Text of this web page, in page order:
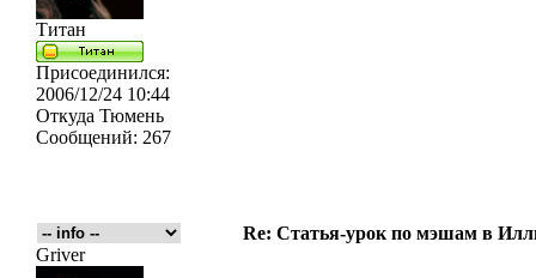
Титан
Присоединился:
2006/12/24 10:44
Откуда Тюмень
Сообщений: 267
Re: Статья-урок по мэшам в
Griver